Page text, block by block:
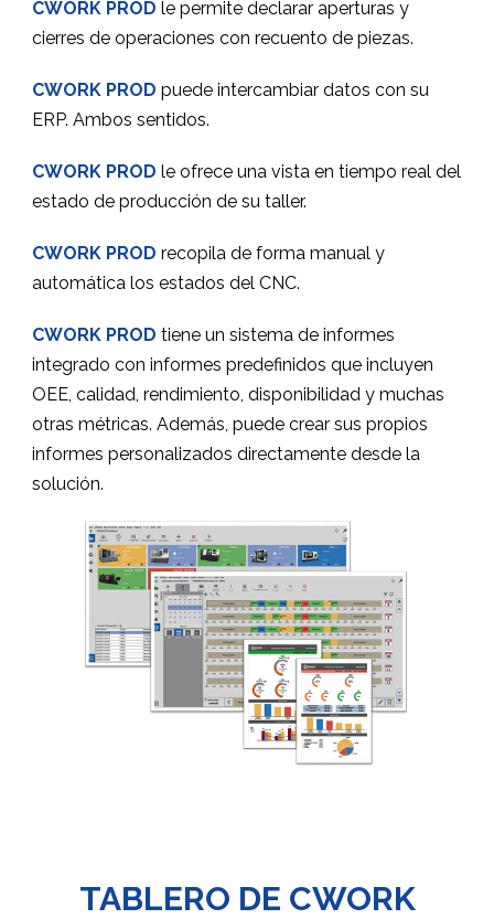
CWORK PROD le permite declarar aperturas y
cierres de operaciones con recuento de piezas.
CWORK PROD puede intercambiar datos con su
ERP. Ambos sentidos.
CWORK PROD le ofrece una vista en tiempo real del
estado de producción de su taller.
CWORK PROD recopila de forma manual y
automática los estados del CNC.
CWORK PROD tiene un sistema de informes
integrado con informes predefinidos que incluyen
OEE, calidad, rendimiento, disponibilidad y muchas
otras métricas. Además, puede crear sus propios
informes personalizados directamente desde la
solución.
TABLERO DE CWORK